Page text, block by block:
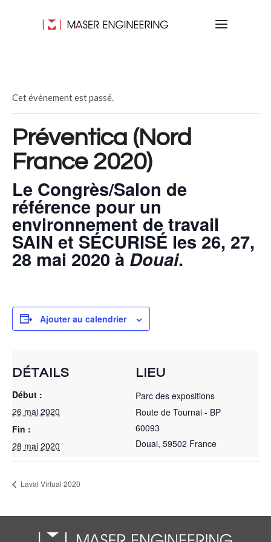
Cet évènement est passé.
Préventica (Nord
France 2020)
Le Congrès/Salon de
référence pour un
environnement de travail
SAIN et SÉCURISÉ les 26, 27,
28 mai 2020 à Douai.
Ajouter au calendrier
DÉTAILS
Début :
26 mai 2020
Fin :
28 mai 2020
LIEU
Parc des expositions
Route de Tournai - BP
60093
Douai, 59502 France
Laval Virtual 2020